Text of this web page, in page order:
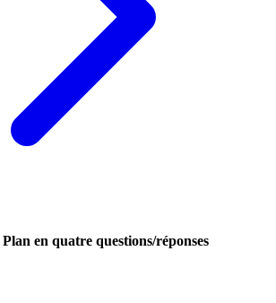
en quatre questions/réponses